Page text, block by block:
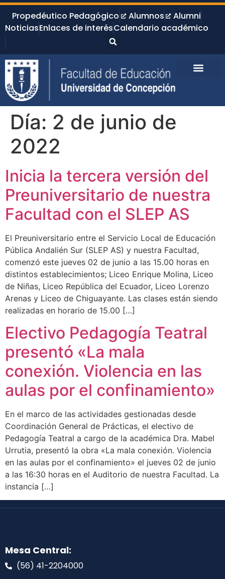
Propedéutico Pedagógico Alumnos
Alumni
NoticiasEnlaces de interésCalendario académico
Día: 2 de junio de
2022
Inicia la tercera versión del
Preuniversitario de nuestra
Facultad con el SLEP AS
El Preuniversitario entre el Servicio Local de Educación
Pública Andalién Sur (SLEP AS) y nuestra Facultad,
comenzó este jueves 02 de junio a las 15.00 horas en
distintos establecimientos; Liceo Enrique Molina, Liceo
de Niñas, Liceo República del Ecuador, Liceo Lorenzo
Arenas y Liceo de Chiguayante. Las clases están siendo
realizadas en horario de 15.00 […]
Electivo Pedagogía Teatral
presentó «La mala
conexión. Violencia en las
aulas por el confinamiento»
En el marco de las actividades gestionadas desde
Coordinación General de Prácticas, el electivo de
Pedagogía Teatral a cargo de la académica Dra. Mabel
Urrutia, presentó la obra «La mala conexión. Violencia
en las aulas por el confinamiento» el jueves 02 de junio
a las 16:30 horas en el Auditorio de nuestra Facultad. La
instancia […]
Mesa Central:
(56) 41-2204000